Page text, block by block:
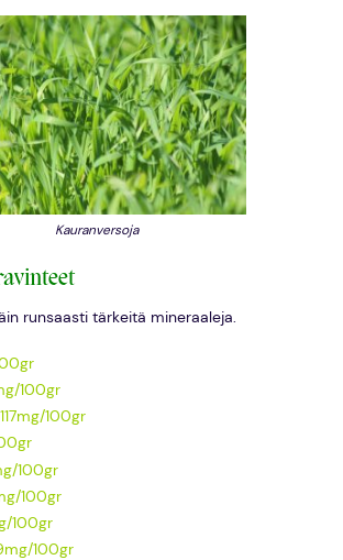
Kauranversoja
runsaasti tärkeitä mineraaleja.
100gr
100gr
100gr
100gr
100gr
100gr